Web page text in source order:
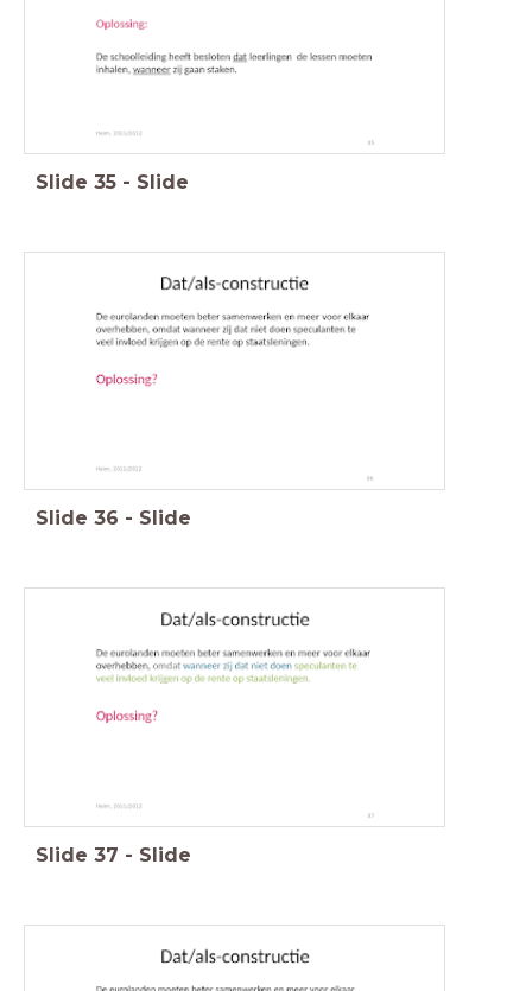
Slide 35 - Slide
Slide 36 - Slide
Slide 37 - Slide